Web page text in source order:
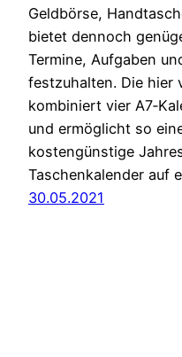
Geldbörse,
bietet dennoch
Termine, Aufgaben
festzuhalten. Die hier
kombiniert vier
und ermöglicht so
kostengünstige
Taschenkalender auf
30.05.2021